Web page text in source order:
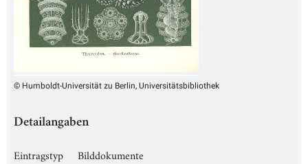
© Humboldt-Universität zu Berlin, Universitätsbibliothek
Detailangaben
Eintragstyp
Bilddokumente